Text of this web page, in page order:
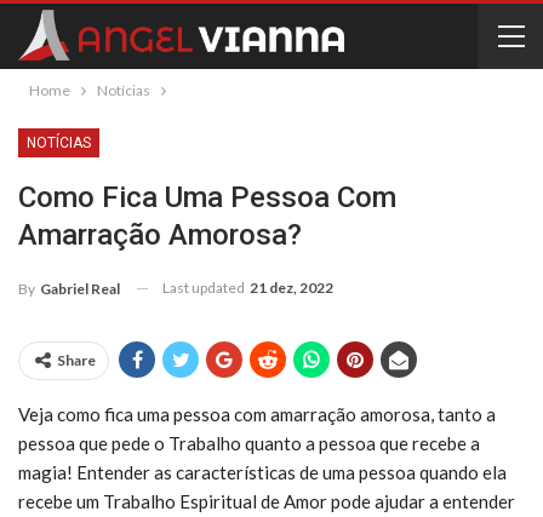
Home Notícias
NOTÍCIAS
Como Fica Uma Pessoa Com
Amarração Amorosa?
By Gabriel Real Last updated 21 dez, 2022
Share
Veja como fica uma pessoa com amarração amorosa, tanto a
pessoa que pede o Trabalho quanto a pessoa que recebe a
magia! Entender as características de uma pessoa quando ela
recebe um Trabalho Espiritual de Amor pode ajudar a entender